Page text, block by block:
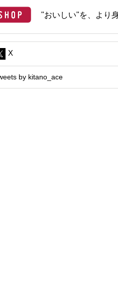
"おいしい"を、より
X
by kitano_ace